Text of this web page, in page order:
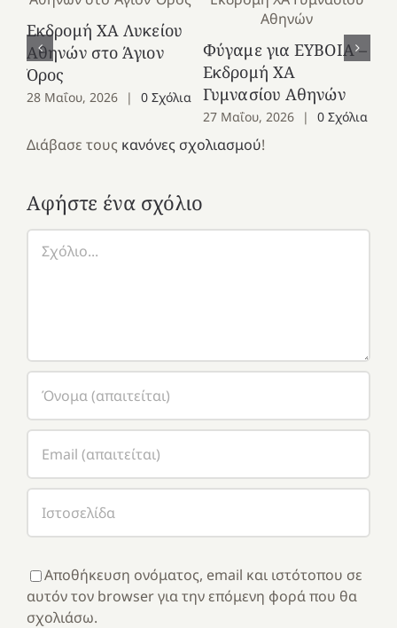
Εκδρομή ΧΑ Λυκείου
Αθηνών στο Άγιον
Όρος
28 Μαΐου, 2026 | 0 Σχόλια
Φύγαμε για ΕΥΒΟΙΑ –
Εκδρομή ΧΑ
Γυμνασίου Αθηνών
27 Μαΐου, 2026 | 0 Σχόλια
Διάβασε τους κανόνες σχολιασμού!
Αφήστε ένα σχόλιο
Αποθήκευση ονόματος, email και ιστότοπου σε
αυτόν τον browser για την επόμενη φορά που θα
σχολιάσω.